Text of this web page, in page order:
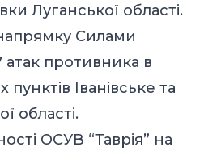
Луганської області.
Силами
противника в
Іванівське та
області.
ОСУВ “Таврія” на